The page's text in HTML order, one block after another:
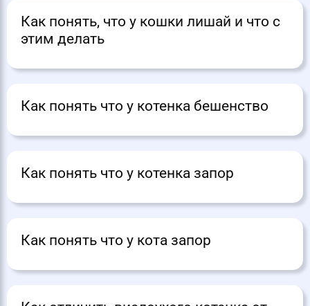
Как понять, что у кошки лишай и что с
этим делать
Как понять что у котенка бешенство
Как понять что у котенка запор
Как понять что у кота запор